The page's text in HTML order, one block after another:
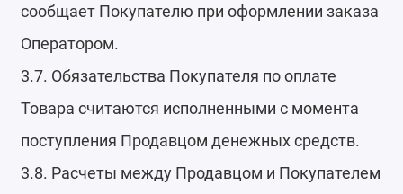
сообщает Покупателю при оформлении заказа
Оператором.
3.7. Обязательства Покупателя по оплате
Товара считаются исполненными с момента
поступления Продавцом денежных средств.
3.8. Расчеты между Продавцом и Покупателем